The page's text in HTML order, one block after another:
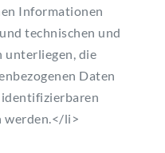
Informationen
technischen und
unterliegen, die
Daten
werden.</li>